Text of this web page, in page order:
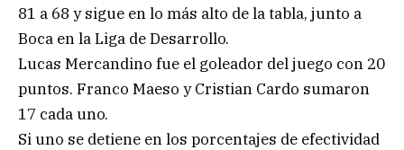
81 a 68 y sigue en lo más alto de la tabla, junto a
Boca en la Liga de Desarrollo.
Lucas Mercandino fue el goleador del juego con 20
puntos. Franco Maeso y Cristian Cardo sumaron
17 cada uno.
Si uno se detiene en los porcentajes de efectividad